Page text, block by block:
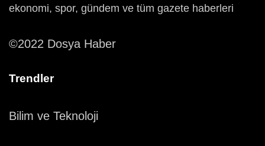
ekonomi, spor, gündem ve tüm gazete haberleri
©2022 Dosya Haber
Trendler
Bilim ve Teknoloji